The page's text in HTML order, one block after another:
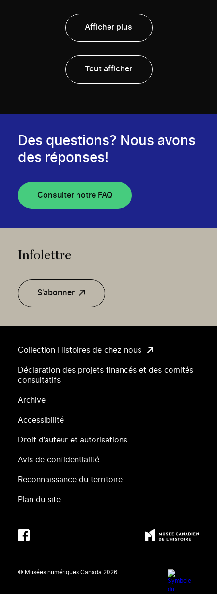
Afficher plus
Tout afficher
Collection Histoires de chez nous
Déclaration des projets financés et des comités
consultatifs
Archive
Accessibilité
Droit d’auteur et autorisations
Avis de confidentialité
Reconnaissance du territoire
Plan du site
© Musées numériques Canada 2026
Des questions? Nous avons
des réponses!
Consulter notre FAQ
Infolettre
S'abonner